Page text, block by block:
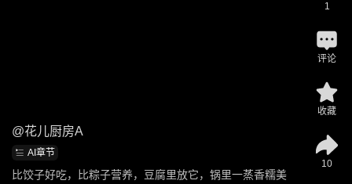
@花儿厨房A
AI章节
比饺子好吃，比粽子营养，豆腐里放它，锅里一蒸香糯美
1
评论
收藏
10